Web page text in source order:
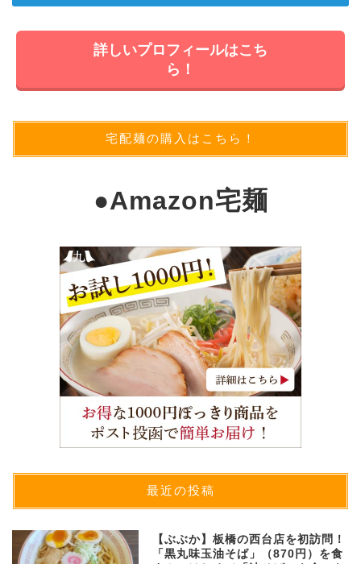
詳しいプロフィールはこち
ら！
宅配麺の購入はこちら！
●Amazon宅麺
最近の投稿
【ぶぶか】板橋の西台店を初訪問！
「黒丸味玉油そば」（870円）を食